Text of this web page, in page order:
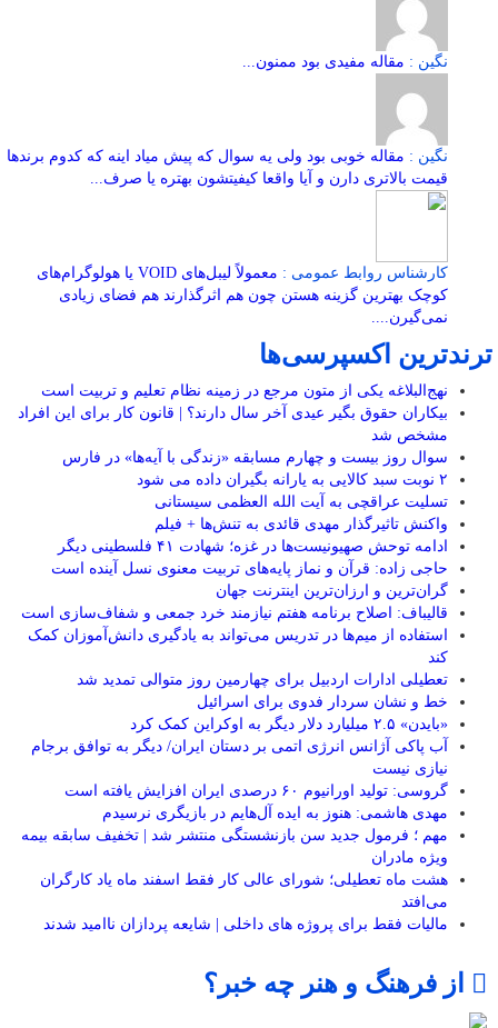
نگین : مقاله مفیدی بود ممنون...
نگین : مقاله خوبی بود ولی یه سوال که پیش میاد اینه که کدوم برندها
قیمت بالاتری دارن و آیا واقعا کیفیتشون بهتره یا صرف...
کارشناس روابط عمومی :
معمولاً لیبل‌های VOID یا هولوگرام‌های
کوچک بهترین گزینه هستن چون هم اثرگذارند هم فضای زیادی
نمی‌گیرن....
ترندترین اکسپرسی‌ها
نهج‌البلاغه یکی از متون مرجع در زمینه نظام تعلیم و تربیت است
بیکاران حقوق بگیر عیدی آخر سال دارند؟ | قانون کار برای این افراد
مشخص شد
سوال روز بیست و چهارم مسابقه «زندگی با آیه‌ها» در فارس
۲ نوبت سبد کالایی به یارانه بگیران داده می شود
تسلیت عراقچی به آیت الله العظمی سیستانی
واکنش تاثیرگذار مهدی قائدی به تنش‌ها + فیلم
ادامه توحش صهیونیست‌ها در غزه؛ شهادت ۴۱ فلسطینی دیگر
حاجی زاده: قرآن و نماز پایه‌های تربیت معنوی نسل آینده است
گران‌ترین و ارزان‌ترین اینترنت جهان
قالیباف: اصلاح برنامه هفتم نیازمند خرد جمعی و شفاف‌سازی است
استفاده از میم‌ها در تدریس می‌تواند به یادگیری دانش‌آموزان کمک
کند
تعطیلی ادارات اردبیل برای چهارمین روز متوالی تمدید شد
خط و نشان سردار فدوی برای اسرائیل
«بایدن» ۲.۵ میلیارد دلار دیگر به اوکراین کمک کرد
آب پاکی آژانس انرژی اتمی بر دستان ایران/ دیگر به توافق برجام
نیازی نیست
گروسی: تولید اورانیوم ۶۰ درصدی ایران افزایش یافته است
مهدی هاشمی: هنوز به ایده آل‌هایم در بازیگری نرسیدم
مهم ؛ فرمول جدید سن بازنشستگی منتشر شد | تخفیف سابقه بیمه
ویژه مادران
هشت ماه تعطیلی؛ شورای عالی کار فقط اسفند ماه یاد کارگران
می‌افتد
مالیات فقط برای پروژه‌ های داخلی | شایعه‌ پردازان ناامید شدند
از فرهنگ و هنر چه خبر؟